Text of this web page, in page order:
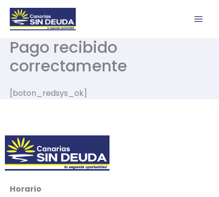
contenido
Pago recibido
correctamente
[boton_redsys_ok]
Horario